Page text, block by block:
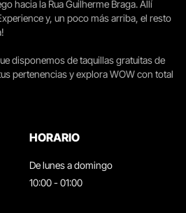
hacia la Rua Guilherme Braga. Allí
y, un poco más arriba, el resto
disponemos de taquillas gratuitas de
pertenencias y explora WOW con total
HORARIO
De lunes a domingo
10:00 - 01:00